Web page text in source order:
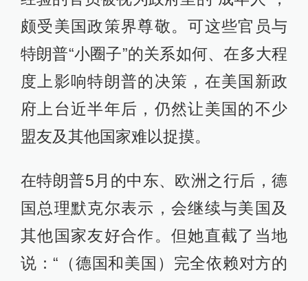
颇受美国政策界尊敬。可这些官员与
特朗普“小圈子”的关系如何、在多大程
度上影响特朗普的决策，在美国新政
府上台近半年后，仍然让美国的不少
盟友及其他国家难以捉摸。
在特朗普5月的中东、欧洲之行后，德
国总理默克尔表示，会继续与美国及
其他国家友好合作。但她直截了当地
说：“（德国和美国）完全依赖对方的